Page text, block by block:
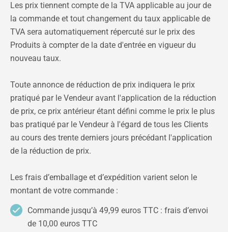
Les prix tiennent compte de la TVA applicable au jour de
la commande et tout changement du taux applicable de
TVA sera automatiquement répercuté sur le prix des
Produits à compter de la date d'entrée en vigueur du
nouveau taux.
Toute annonce de réduction de prix indiquera le prix
pratiqué par le Vendeur avant l'application de la réduction
de prix, ce prix antérieur étant défini comme le prix le plus
bas pratiqué par le Vendeur à l'égard de tous les Clients
au cours des trente derniers jours précédant l'application
de la réduction de prix.
Les frais d’emballage et d’expédition varient selon le
montant de votre commande :
Commande jusqu’à 49,99 euros TTC : frais d’envoi
de 10,00 euros TTC